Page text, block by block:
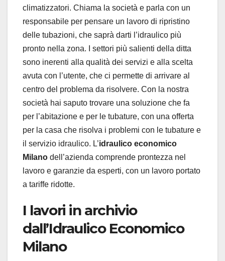
climatizzatori. Chiama la società e parla con un
responsabile per pensare un lavoro di ripristino
delle tubazioni, che saprà darti l’idraulico più
pronto nella zona. I settori più salienti della ditta
sono inerenti alla qualità dei servizi e alla scelta
avuta con l’utente, che ci permette di arrivare al
centro del problema da risolvere. Con la nostra
società hai saputo trovare una soluzione che fa
per l’abitazione e per le tubature, con una offerta
per la casa che risolva i problemi con le tubature e
il servizio idraulico. L’idraulico economico
Milano dell’azienda comprende prontezza nel
lavoro e garanzie da esperti, con un lavoro portato
a tariffe ridotte.
I lavori in archivio
dall’Idraulico Economico
Milano